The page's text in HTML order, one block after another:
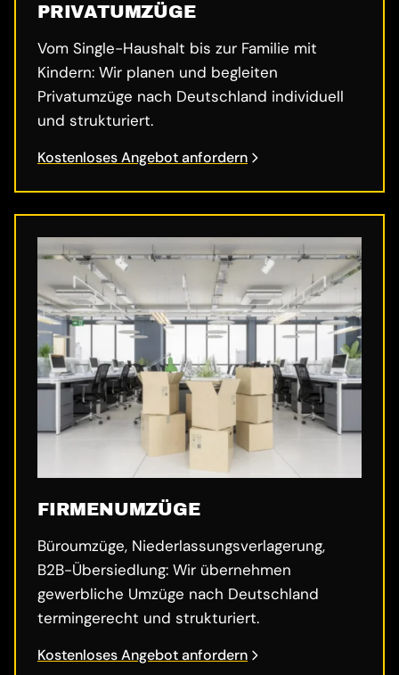
PRIVATUMZÜGE
Vom Single-Haushalt bis zur Familie mit
Kindern: Wir planen und begleiten
Privatumzüge nach Deutschland individuell
und strukturiert.
Kostenloses Angebot anfordern
FIRMENUMZÜGE
Büroumzüge, Niederlassungsverlagerung,
B2B-Übersiedlung: Wir übernehmen
gewerbliche Umzüge nach Deutschland
termingerecht und strukturiert.
Kostenloses Angebot anfordern